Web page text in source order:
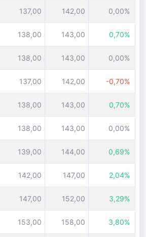
137,00 142,00 0,00%
138,00 143,00 0,70%
138,00 143,00 0,00%
137,00 142,00 -0,70%
138,00 143,00 0,70%
138,00 143,00 0,00%
139,00 144,00 0,69%
142,00 147,00 2,04%
147,00 152,00 3,29%
153,00 158,00 3,80%